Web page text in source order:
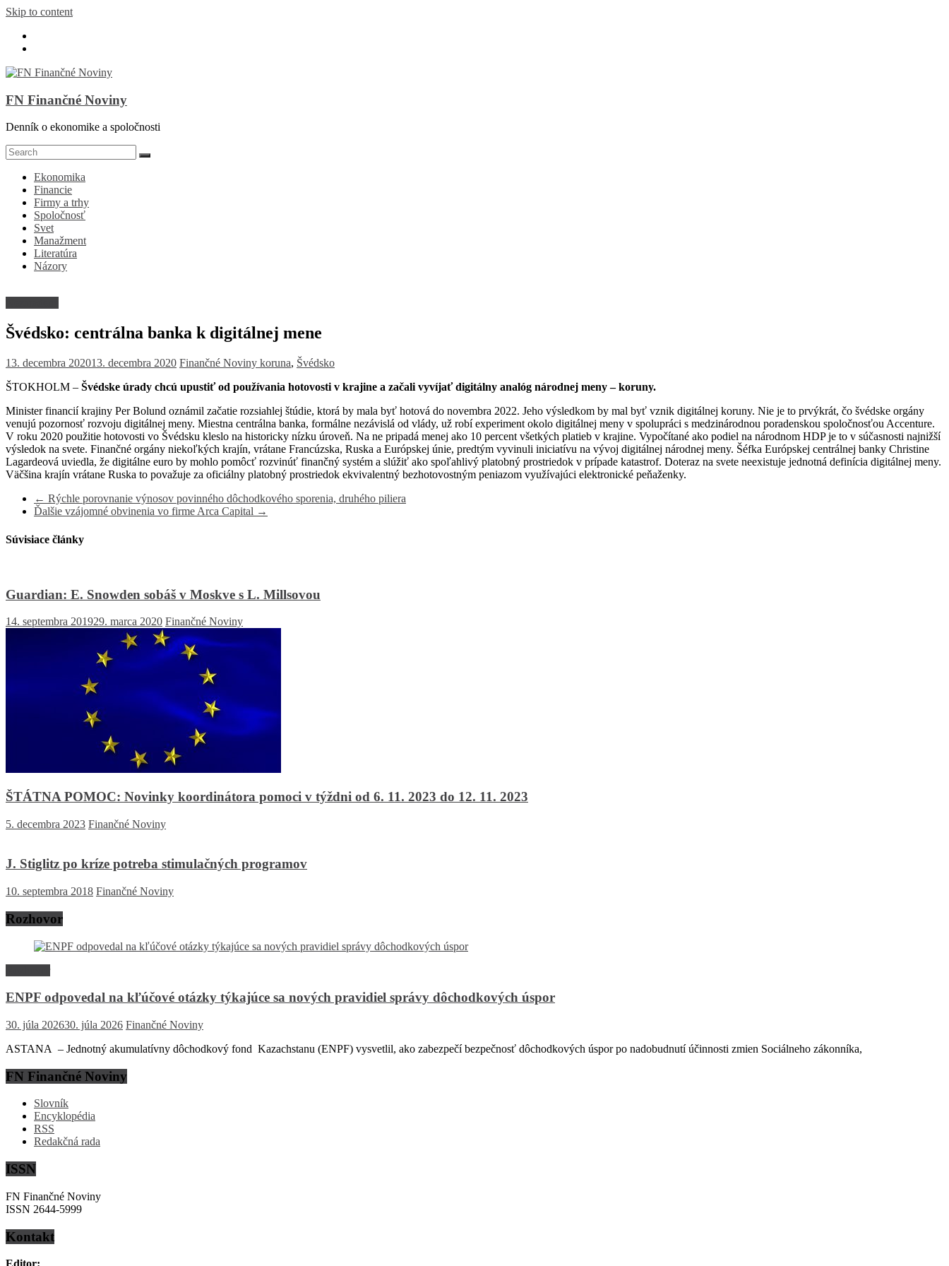
Skip to content
FN Finančné Noviny
Denník o ekonomike a spoločnosti
Ekonomika
Financie
Firmy a trhy
Spoločnosť
Svet
Manažment
Literatúra
Názory
Švédsko: centrálna banka k digitálnej mene
13. decembra 202013. decembra 2020 Finančné Noviny koruna, Švédsko
ŠTOKHOLM – Švédske úrady chcú upustiť od používania hotovosti v krajine a začali vyvíjať digitálny analóg národnej meny – koruny.
Minister financií krajiny Per Bolund oznámil začatie rozsiahlej štúdie, ktorá by mala byť hotová do novembra 2022. Jeho výsledkom by mal byť vznik digitálnej koruny. Nie je to prvýkrát, čo švédske orgány
venujú pozornosť rozvoju digitálnej meny. Miestna centrálna banka, formálne nezávislá od vlády, už robí experiment okolo digitálnej meny v spolupráci s medzinárodnou poradenskou spoločnosťou Accenture.
V roku 2020 použitie hotovosti vo Švédsku kleslo na historicky nízku úroveň. Na ne pripadá menej ako 10 percent všetkých platieb v krajine. Vypočítané ako podiel na národnom HDP je to v súčasnosti najnižší
výsledok na svete. Finančné orgány niekoľkých krajín, vrátane Francúzska, Ruska a Európskej únie, predtým vyvinuli iniciatívu na vývoj digitálnej národnej meny. Šéfka Európskej centrálnej banky Christine
Lagardeová uviedla, že digitálne euro by mohlo pomôcť rozvinúť finančný systém a slúžiť ako spoľahlivý platobný prostriedok v prípade katastrof. Doteraz na svete neexistuje jednotná definícia digitálnej meny.
Väčšina krajín vrátane Ruska to považuje za oficiálny platobný prostriedok ekvivalentný bezhotovostným peniazom využívajúci elektronické peňaženky.
← Rýchle porovnanie výnosov povinného dôchodkového sporenia, druhého piliera
Ďalšie vzájomné obvinenia vo firme Arca Capital →
Súvisiace články
Guardian: E. Snowden sobáš v Moskve s L. Millsovou
14. septembra 201929. marca 2020 Finančné Noviny
ŠTÁTNA POMOC: Novinky koordinátora pomoci v týždni od 6. 11. 2023 do 12. 11. 2023
5. decembra 2023 Finančné Noviny
J. Stiglitz po kríze potreba stimulačných programov
10. septembra 2018 Finančné Noviny
Rozhovor
ENPF odpovedal na kľúčové otázky týkajúce sa nových pravidiel správy dôchodkových úspor
30. júla 202630. júla 2026 Finančné Noviny
ASTANA – Jednotný akumulatívny dôchodkový fond Kazachstanu (ENPF) vysvetlil, ako zabezpečí bezpečnosť dôchodkových úspor po nadobudnutí účinnosti zmien Sociálneho zákonníka,
FN Finančné Noviny
Slovník
Encyklopédia
RSS
Redakčná rada
ISSN
FN Finančné Noviny
ISSN 2644-5999
Kontakt